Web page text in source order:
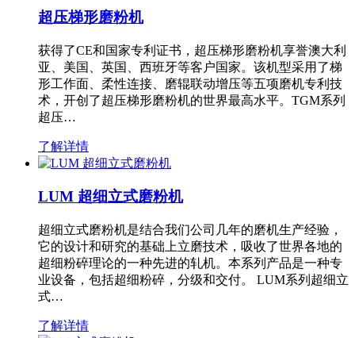
超压梯形磨粉机
获得了CE和国家专利证书，超压梯形磨粉机享誉澳大利
亚、美国、英国、西班牙等客户国家。该机型采用了梯
形工作面、柔性连接、磨辊联动增压等五项磨机专利技
术，开创了超压梯形磨粉机的世界最高水平。TGM系列
超压…
了解详情
LUM 超细立式磨粉机
超细立式磨粉机是结合我们公司几年的磨机生产经验，
它的设计和研究的基础上立磨技术，吸收了世界各地的
超细粉碎理论的一种先进的轧机。本系列产品是一种专
业设备，包括超细粉碎，分级和交付。 LUM系列超细立
式…
了解详情